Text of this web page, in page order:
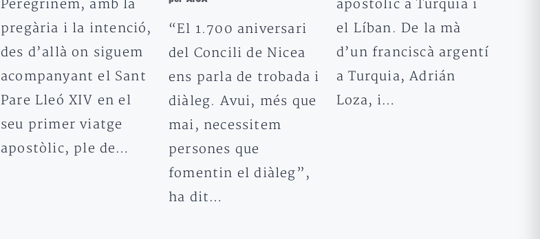
Peregrinem, amb la
pregària i la intenció,
des d’allà on siguem
acompanyant el Sant
Pare Lleó XIV en el
seu primer viatge
apostòlic, ple de…
“El 1.700 aniversari
del Concili de Nicea
ens parla de trobada i
diàleg. Avui, més que
mai, necessitem
persones que
fomentin el diàleg”,
ha dit…
apostòlic a Turquia i
el Líban. De la mà
d’un franciscà argentí
a Turquia, Adrián
Loza, i…